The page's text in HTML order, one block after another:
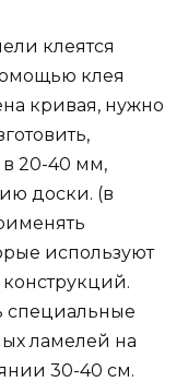
клеятся
клея
кривая, нужно
20-40 мм,
доски. (в
используют
специальные
ламелей на
30-40 см.